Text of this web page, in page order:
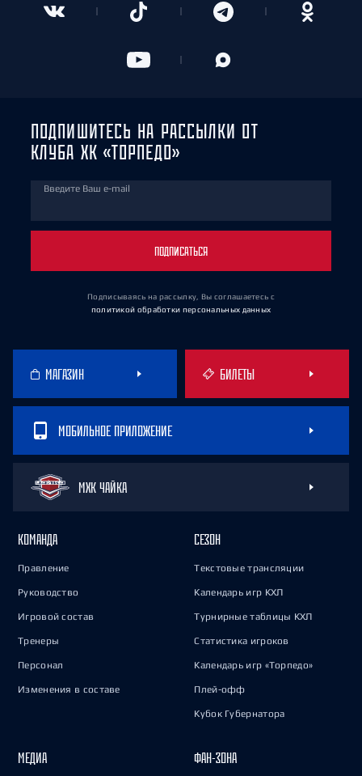
ПОДПИШИТЕСЬ НА РАССЫЛКИ ОТ
КЛУБА ХК «ТОРПЕДО»
Введите Ваш e-mail
ПОДПИСАТЬСЯ
Подписываясь на рассылку, Вы соглашаетесь с
политикой обработки персональных данных
МАГАЗИН БИЛЕТЫ
МОБИЛЬНОЕ ПРИЛОЖЕНИЕ
МХК ЧАЙКА
КОМАНДА
Правление
Руководство
Игровой состав
Тренеры
Персонал
Изменения в составе
СЕЗОН
Текстовые трансляции
Календарь игр КХЛ
Турнирные таблицы КХЛ
Статистика игроков
Календарь игр «Торпедо»
Плей-офф
Кубок Губернатора
МЕДИА ФАН-ЗОНА